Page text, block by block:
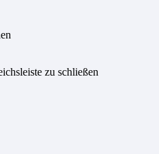
zu schließen